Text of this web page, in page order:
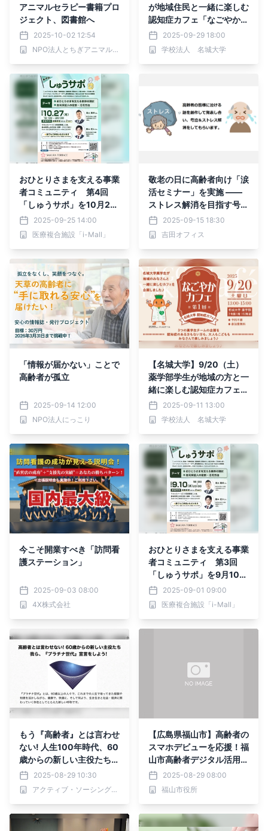
アニマルセラピー書籍プロ
ジェクト、図書館へ
2025-10-02 12:54
NPO法人とちぎアニマルセラピー協会
が地域住民と一緒に楽しむ
認知症カフェ「なごやかカ
フェ第1回」を開催
2025-09-29 18:00
学校法人 名城大学
おひとりさまを支える事業
者コミュニティ 第4回
「しゅうサポ」を10月27
日に開催2025-09-25 14:00
医療複合施設「i-Mall」
敬老の日に高齢者向け「涙
活セミナー」を実施 ――
ストレス解消を目指す号泣
体験プログラム
2025-09-15 18:30
吉田オフィス
「情報が届かない」ことで
高齢者が孤立
2025-09-14 12:00
NPO法人にっこり
【名城大学】9/20（土）
薬学部学生が地域の方と一
緒に楽しむ認知症カフェ
「なごやかカフェ第1回」
を開催！
2025-09-11 13:00
学校法人 名城大学
今こそ開業すべき「訪問看
護ステーション」
2025-09-03 08:00
4X株式会社
おひとりさまを支える事業
者コミュニティ 第3回
「しゅうサポ」を9月10日
に開催2025-09-01 09:00
医療複合施設「i-Mall」
もう『高齢者』とは言わせ
ない! 人生100年時代、60
歳からの新しい主役たち、
我ら『プラチナ世代』宣言
をしよう! 2025年9月1日
より固定概念を変える全国
2025-08-29 10:30
アクティブ・ソーシング・ジャパン株式会社
【広島県福山市】高齢者の
スマホデビューを応援！福
山市高齢者デジタル活用支
援事業の開始のお知らせ
2025-08-29 08:00
福山市役所